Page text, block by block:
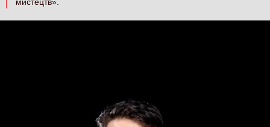
мистецтв».